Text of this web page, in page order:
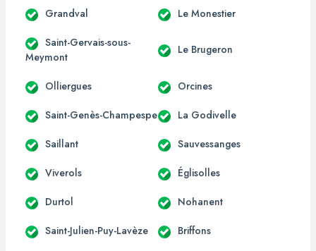
Grandval Le Monestier
Saint-Gervais-sous-
Meymont
Le Brugeron
Olliergues Orcines
Saint-Genès-Champespe La Godivelle
Saillant Sauvessanges
Viverols Églisolles
Durtol Nohanent
Saint-Julien-Puy-Lavèze Briffons